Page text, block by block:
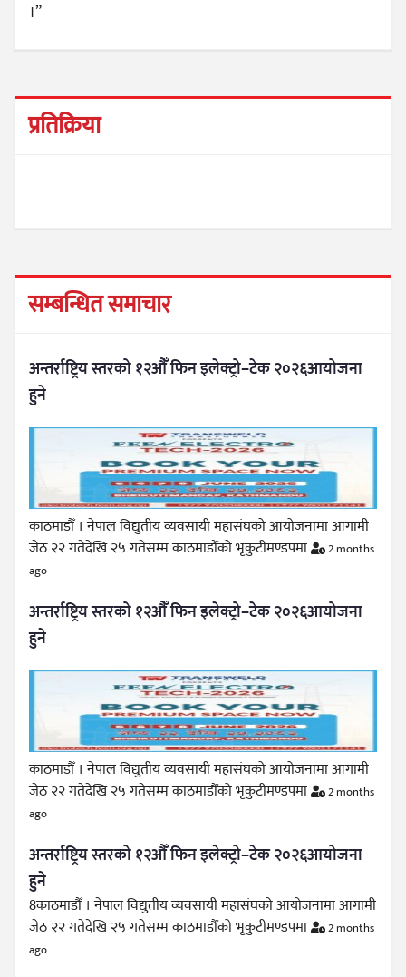
।”
प्रतिक्रिया
सम्बन्धित समाचार
अन्तर्राष्ट्रिय स्तरको १२औँ फिन इलेक्ट्रो–टेक २०२६आयोजना
हुने
काठमाडौँ । नेपाल विद्युतीय व्यवसायी महासंघको आयोजनामा आगामी
जेठ २२ गतेदेखि २५ गतेसम्म काठमाडौँको भृकुटीमण्डपमा
2 months
ago
अन्तर्राष्ट्रिय स्तरको १२औँ फिन इलेक्ट्रो–टेक २०२६आयोजना
हुने
काठमाडौँ । नेपाल विद्युतीय व्यवसायी महासंघको आयोजनामा आगामी
जेठ २२ गतेदेखि २५ गतेसम्म काठमाडौँको भृकुटीमण्डपमा
2 months
ago
अन्तर्राष्ट्रिय स्तरको १२औँ फिन इलेक्ट्रो–टेक २०२६आयोजना
हुने
8काठमाडौँ । नेपाल विद्युतीय व्यवसायी महासंघको आयोजनामा आगामी
जेठ २२ गतेदेखि २५ गतेसम्म काठमाडौँको भृकुटीमण्डपमा
2 months
ago